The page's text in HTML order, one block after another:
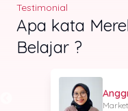
Testimonial
Apa kata
Belajar ?